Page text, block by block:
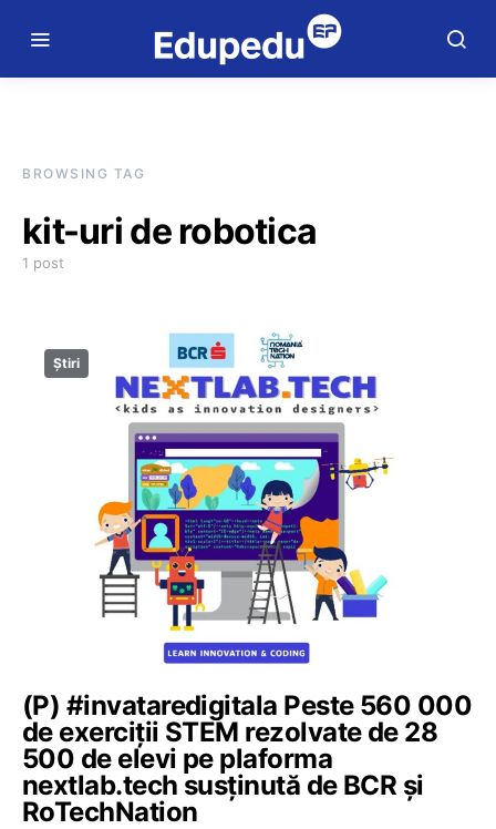
BROWSING TAG
kit-uri de robotica
1 post
Știri
(P) #invataredigitala Peste 560 000
de exerciții STEM rezolvate de 28
500 de elevi pe plaforma
nextlab.tech susținută de BCR și
RoTechNation